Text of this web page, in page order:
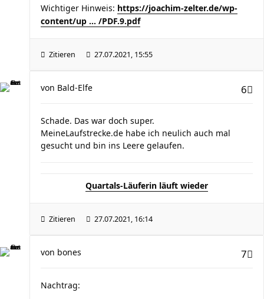
Wichtiger Hinweis: https://joachim-zelter.de/wp-
content/up ... /PDF.9.pdf
Zitieren 27.07.2021, 15:55
6
von Bald-Elfe
Schade. Das war doch super.
MeineLaufstrecke.de habe ich neulich auch mal
gesucht und bin ins Leere gelaufen.
Quartals-Läuferin läuft wieder
Zitieren 27.07.2021, 16:14
7
von bones
Nachtrag: